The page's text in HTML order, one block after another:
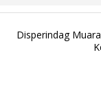
Disperindag